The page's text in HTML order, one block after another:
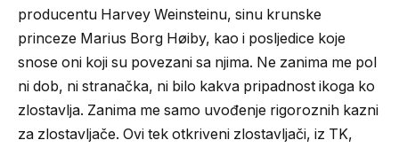
producentu Harvey Weinsteinu, sinu krunske
princeze Marius Borg Høiby, kao i posljedice koje
snose oni koji su povezani sa njima. Ne zanima me pol
ni dob, ni stranačka, ni bilo kakva pripadnost ikoga ko
zlostavlja. Zanima me samo uvođenje rigoroznih kazni
za zlostavljače. Ovi tek otkriveni zlostavljači, iz TK,